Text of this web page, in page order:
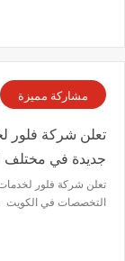
مشاركة مميزة
تعلن شركة فلور
جديدة في
تعلن شركة فلور
التخصصات في الكويت